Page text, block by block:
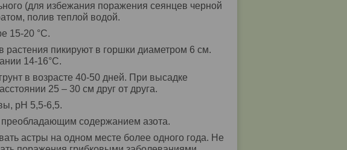
(для избежания поражения сеянцев черной
полив теплой водой.
15-20 °С.
растения пикируют в горшки диаметром 6 см.
14-16°С.
в возрасте 40-50 дней. При высадке
25 – 30 см друг от друга.
рН 5,5-6,5.
содержанием азота.
астры на одном месте более одного года. Не